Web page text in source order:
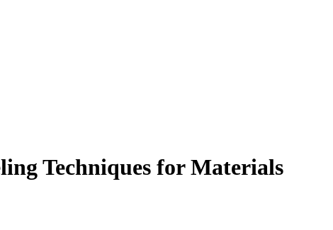
Techniques for Materials